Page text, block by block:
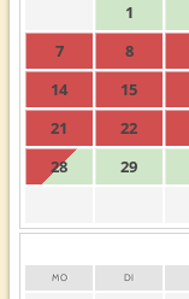
1
7
8
14
15
21
22
28
29
MO DI